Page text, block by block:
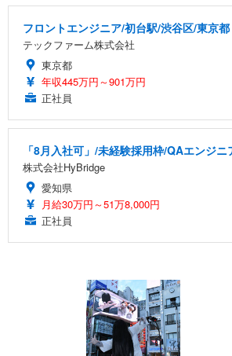
フロントエンジニア/初台駅/渋谷区/東京都
テックファーム株式会社
東京都
年収445万円～901万円
正社員
「8月入社可」/未経験採用枠/QAエンジ
株式会社HyBridge
愛知県
月給30万円～51万8,000円
正社員